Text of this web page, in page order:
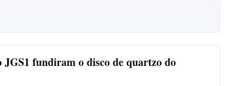
fundiram o disco de quartzo do